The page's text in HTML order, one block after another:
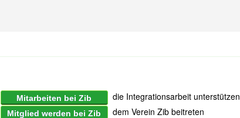
Mitarbeiten bei Zib die Integrationsarbeit unterstützen
Mitglied werden bei Zib dem Verein Zib beitreten